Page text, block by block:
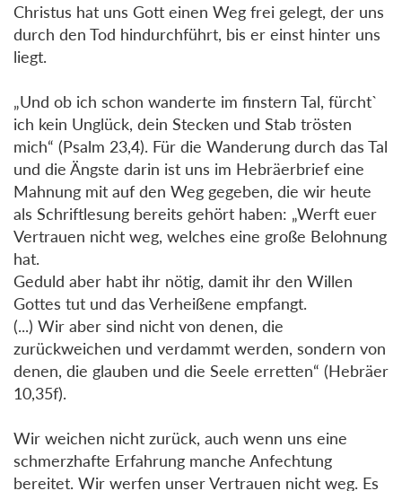
Christus hat uns Gott einen Weg frei gelegt, der uns
durch den Tod hindurchführt, bis er einst hinter uns
liegt.
„Und ob ich schon wanderte im finstern Tal, fürcht`
ich kein Unglück, dein Stecken und Stab trösten
mich“ (Psalm 23,4). Für die Wanderung durch das Tal
und die Ängste darin ist uns im Hebräerbrief eine
Mahnung mit auf den Weg gegeben, die wir heute
als Schriftlesung bereits gehört haben: „Werft euer
Vertrauen nicht weg, welches eine große Belohnung
hat.
Geduld aber habt ihr nötig, damit ihr den Willen
Gottes tut und das Verheißene empfangt.
(...) Wir aber sind nicht von denen, die
zurückweichen und verdammt werden, sondern von
denen, die glauben und die Seele erretten“ (Hebräer
10,35f).
Wir weichen nicht zurück, auch wenn uns eine
schmerzhafte Erfahrung manche Anfechtung
bereitet. Wir werfen unser Vertrauen nicht weg. Es